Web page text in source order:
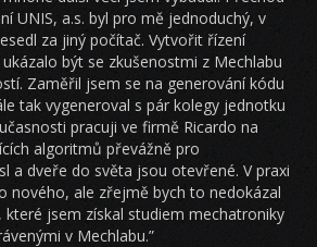
UNIS, a.s. byl pro mě jednoduchý, v
za jiný počítač. Vytvořit řízení
být se zkušenostmi z Mechlabu
Zaměřil jsem se na generování kódu
tak vygeneroval s pár kolegy jednotku
pracuji ve firmě Ricardo na
algoritmů převážně pro
a dveře do světa jsou otevřené. V praxi
nového, ale zřejmě bych to nedokázal
které jsem získal studiem mechatroniky
v Mechlabu.”